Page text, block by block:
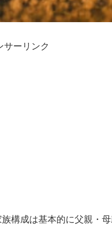
サーリンク
構成は基本的に父親・母